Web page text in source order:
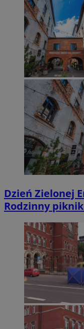
Dzień Zielonej
Rodzinny